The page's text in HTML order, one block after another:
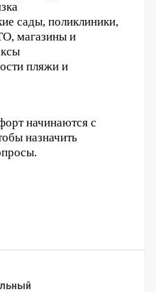
сaды, поликлиники,
магазины и
пляжи и
начинаются с
назначить